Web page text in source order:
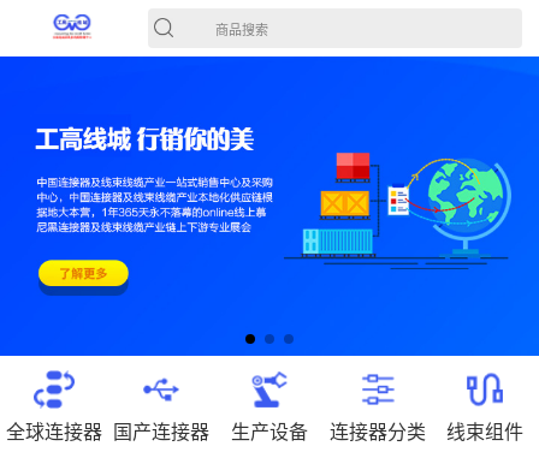
商品搜索
全球连接器 国产连接器 生产设备 连接器分类 线束组件